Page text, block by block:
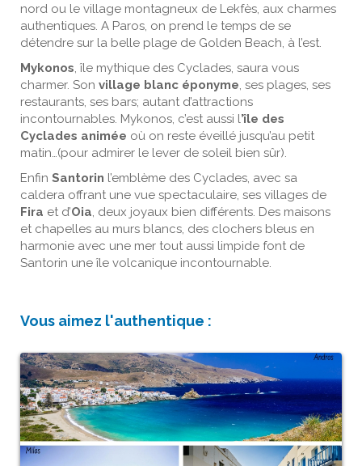
nord ou le village montagneux de Lekfès, aux charmes
authentiques. A Paros, on prend le temps de se
détendre sur la belle plage de Golden Beach, à l’est.
Mykonos, île mythique des Cyclades, saura vous
charmer. Son village blanc éponyme, ses plages, ses
restaurants, ses bars; autant d’attractions
incontournables. Mykonos, c’est aussi l’île des
Cyclades animée où on reste éveillé jusqu’au petit
matin…(pour admirer le lever de soleil bien sûr).
Enfin Santorin l’emblème des Cyclades, avec sa
caldera offrant une vue spectaculaire, ses villages de
Fira et d’Oia, deux joyaux bien différents. Des maisons
et chapelles au murs blancs, des clochers bleus en
harmonie avec une mer tout aussi limpide font de
Santorin une île volcanique incontournable.
Vous aimez l'authentique :